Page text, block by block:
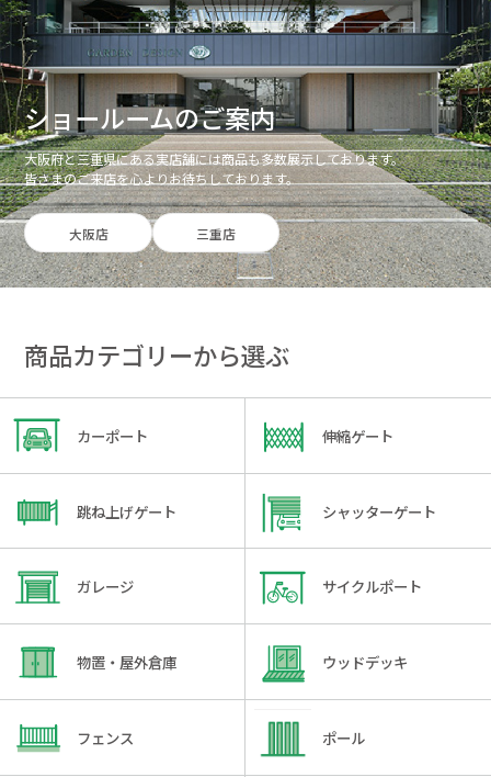
ショールームのご案内
大阪府と三重県にある実店舗には商品も多数展示しております。
皆さまのご来店を心よりお待ちしております。
大阪店 三重店
商品カテゴリーから選ぶ
カーポート 伸縮ゲート
跳ね上げゲート シャッターゲート
ガレージ サイクルポート
物置・屋外倉庫 ウッドデッキ
フェンス ポール